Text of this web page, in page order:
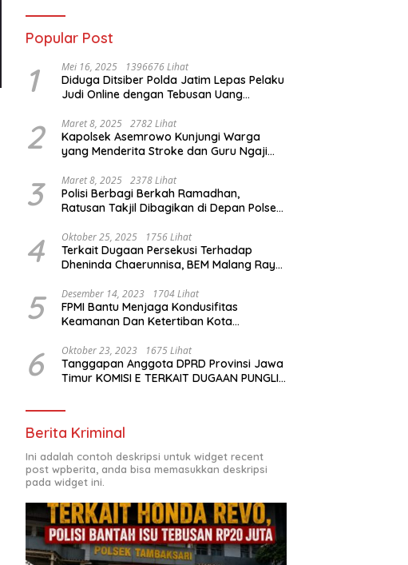
Popular Post
1 Mei 16, 2025 1396676 Lihat
Diduga Ditsiber Polda Jatim Lepas Pelaku
Judi Online dengan Tebusan Uang
2 Maret 8, 2025 2782 Lihat
Kapolsek Asemrowo Kunjungi Warga
yang Menderita Stroke dan Guru Ngaji
3 Maret 8, 2025 2378 Lihat
Polisi Berbagi Berkah Ramadhan,
Ratusan Takjil Dibagikan di Depan Polsek
4 Oktober 25, 2025 1756 Lihat
Terkait Dugaan Persekusi Terhadap
Dheninda Chaerunnisa, BEM Malang Raya
5 Desember 14, 2023 1704 Lihat
FPMI Bantu Menjaga Kondusifitas
Keamanan Dan Ketertiban Kota
6 Oktober 23, 2023 1675 Lihat
Tanggapan Anggota DPRD Provinsi Jawa
Timur KOMISI E TERKAIT DUGAAN PUNGLI
Berita Kriminal
Ini adalah contoh deskripsi untuk widget recent
post wpberita, anda bisa memasukkan deskripsi
pada widget ini.